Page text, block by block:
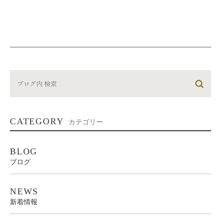
CATEGORY カテゴリー
BLOG
ブログ
NEWS
新着情報